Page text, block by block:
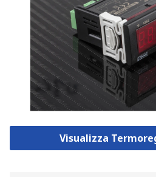
Visualizza